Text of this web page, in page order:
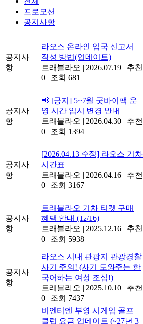
프로모션
공지사항
공지사
항
라오스 온라인 입국 신고서
작성 방법(업데이트)
트래블라오 | 2026.07.19 | 추천
0 | 조회 681
공지사
항
📢 [공지] 5~7월 굿바이팩 운
영 시간 임시 변경 안내
트래블라오 | 2026.04.30 | 추천
0 | 조회 1394
공지사
항
[2026.04.13 수정] 라오스 기차
시간표
트래블라오 | 2026.04.16 | 추천
0 | 조회 3167
공지사
항
트래블라오 기차 티켓 구매
혜택 안내 (12/16)
트래블라오 | 2025.12.16 | 추천
0 | 조회 5938
공지사
항
라오스 시내 관광지 관광경찰
사기 주의! (사기 도와주는 한
국어하는 여성 조심!)
트래블라오 | 2025.10.10 | 추천
0 | 조회 7437
비엔티엔 부영 시게임 골프
클럽 요금 업데이트 (~27년 3